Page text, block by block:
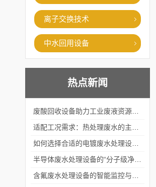
离子交换技术
中水回用设备
热点新闻